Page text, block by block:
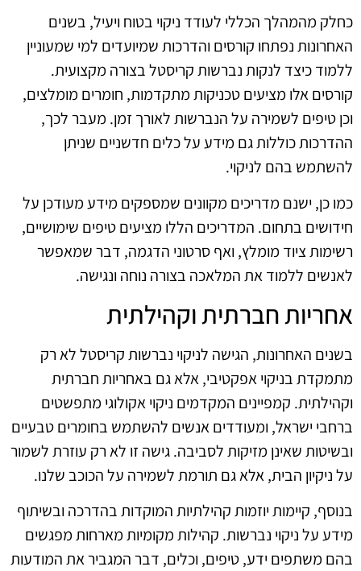
כחלק מהמהלך הכללי לעודד ניקוי בטוח ויעיל, בשנים
האחרונות נפתחו קורסים והדרכות שמיועדים למי שמעוניין
ללמוד כיצד לנקות נברשות קריסטל בצורה מקצועית.
קורסים אלו מציעים טכניקות מתקדמות, חומרים מומלצים,
וכן טיפים לשמירה על הנברשות לאורך זמן. מעבר לכך,
ההדרכות כוללות גם מידע על כלים חדשניים שניתן
להשתמש בהם לניקוי.
כמו כן, ישנם מדריכים מקוונים שמספקים מידע מעודכן על
חידושים בתחום. המדריכים הללו מציעים טיפים שימושיים,
רשימות ציוד מומלץ, ואף סרטוני הדגמה, דבר שמאפשר
לאנשים ללמוד את המלאכה בצורה נוחה ונגישה.
אחריות חברתית וקהילתית
בשנים האחרונות, הגישה לניקוי נברשות קריסטל לא רק
מתמקדת בניקוי אפקטיבי, אלא גם באחריות חברתית
וקהילתית. קמפיינים המקדמים ניקוי אקולוגי מתפשטים
ברחבי ישראל, ומעודדים אנשים להשתמש בחומרים טבעיים
ובשיטות שאינן מזיקות לסביבה. גישה זו לא רק עוזרת לשמור
על ניקיון הבית, אלא גם תורמת לשמירה על הכוכב שלנו.
בנוסף, קיימות יוזמות קהילתיות המוקדות בהדרכה ובשיתוף
מידע על ניקוי נברשות. קהילות מקומיות מארחות מפגשים
בהם משתפים ידע, טיפים, וכלים, דבר המגביר את המודעות